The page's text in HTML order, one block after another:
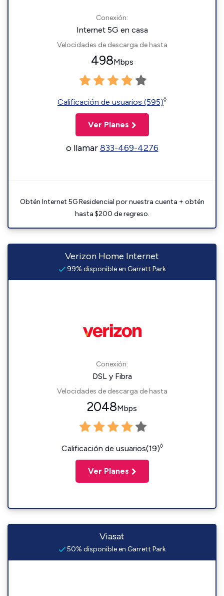
Conexión:
Internet 5G en casa
Velocidades de descarga de hasta
498Mbps
Calificación de usuarios (595)◊
Ver Planes
o llamar833-469-4276
Obtén Internet 5G Residencial por nuestra cuenta + obtén
hasta $200 de regreso.
Verizon Home Internet
99% disponible en Garrett Park
Conexión:
DSL y Fibra
Velocidades de descarga de hasta
2048Mbps
Calificación de usuarios(19)◊
Ver Planes
Viasat
50% disponible en Garrett Park